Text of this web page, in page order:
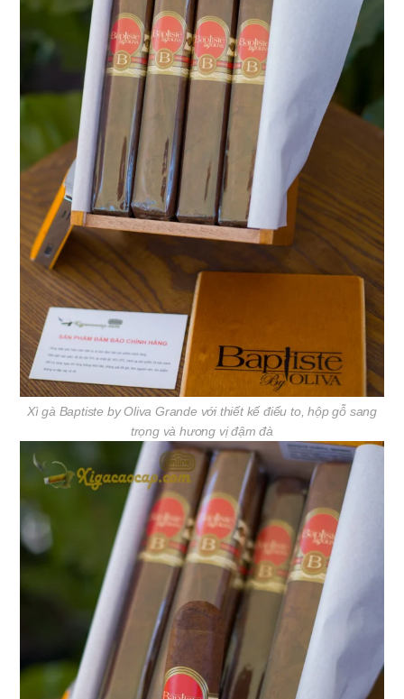
Xì gà Baptiste by Oliva Grande với thiết kế điếu to, hộp gỗ sang
trọng và hương vị đậm đà